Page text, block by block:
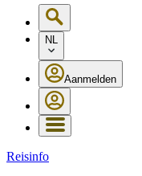
NL
Aanmelden
Reisinfo